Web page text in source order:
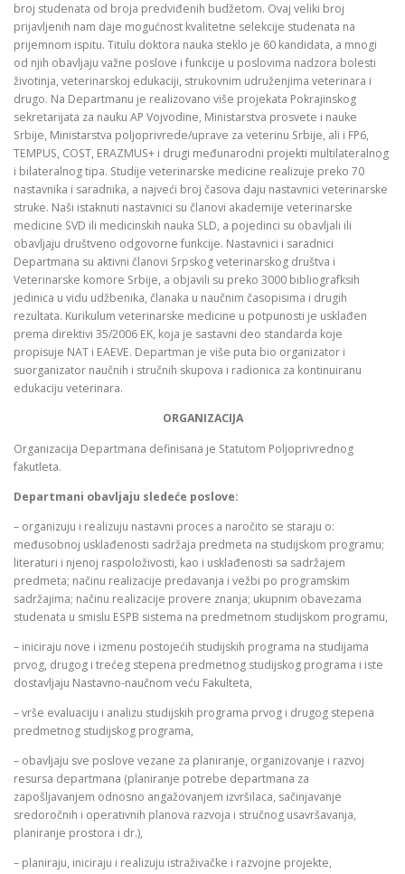
broj studenata od broja predviđenih budžetom. Ovaj veliki broj
prijavljenih nam daje mogućnost kvalitetne selekcije studenata na
prijemnom ispitu. Titulu doktora nauka steklo je 60 kandidata, a mnogi
od njih obavljaju važne poslove i funkcije u poslovima nadzora bolesti
životinja, veterinarskoj edukaciji, strukovnim udruženjima veterinara i
drugo. Na Departmanu je realizovano više projekata Pokrajinskog
sekretarijata za nauku AP Vojvodine, Ministarstva prosvete i nauke
Srbije, Ministarstva poljoprivrede/uprave za veterinu Srbije, ali i FP6,
TEMPUS, COST, ERAZMUS+ i drugi međunarodni projekti multilateralnog
i bilateralnog tipa. Studije veterinarske medicine realizuje preko 70
nastavnika i saradnika, a najveći broj časova daju nastavnici veterinarske
struke. Naši istaknuti nastavnici su članovi akademije veterinarske
medicine SVD ili medicinskih nauka SLD, a pojedinci su obavljali ili
obavljaju društveno odgovorne funkcije. Nastavnici i saradnici
Departmana su aktivni članovi Srpskog veterinarskog društva i
Veterinarske komore Srbije, a objavili su preko 3000 bibliografksih
jedinica u vidu udžbenika, članaka u naučnim časopisima i drugih
rezultata. Kurikulum veterinarske medicine u potpunosti je usklađen
prema direktivi 35/2006 EK, koja je sastavni deo standarda koje
propisuje NAT i EAEVE. Departman je više puta bio organizator i
suorganizator naučnih i stručnih skupova i radionica za kontinuiranu
edukaciju veterinara.
ORGANIZACIJA
Organizacija Departmana definisana je Statutom Poljoprivrednog
fakutleta.
Departmani obavljaju sledeće poslove:
– organizuju i realizuju nastavni proces a naročito se staraju o:
međusobnoj usklađenosti sadržaja predmeta na studijskom programu;
literaturi i njenoj raspoloživosti, kao i usklađenosti sa sadržajem
predmeta; načinu realizacije predavanja i vežbi po programskim
sadržajima; načinu realizacije provere znanja; ukupnim obavezama
studenata u smislu ESPB sistema na predmetnom studijskom programu,
– iniciraju nove i izmenu postojećih studijskih programa na studijama
prvog, drugog i trećeg stepena predmetnog studijskog programa i iste
dostavljaju Nastavno-naučnom veću Fakulteta,
– vrše evaluaciju i analizu studijskih programa prvog i drugog stepena
predmetnog studijskog programa,
– obavljaju sve poslove vezane za planiranje, organizovanje i razvoj
resursa departmana (planiranje potrebe departmana za
zapošljavanjem odnosno angažovanjem izvršilaca, sačinjavanje
sredoročnih i operativnih planova razvoja i stručnog usavršavanja,
planiranje prostora i dr.),
– planiraju, iniciraju i realizuju istraživačke i razvojne projekte,